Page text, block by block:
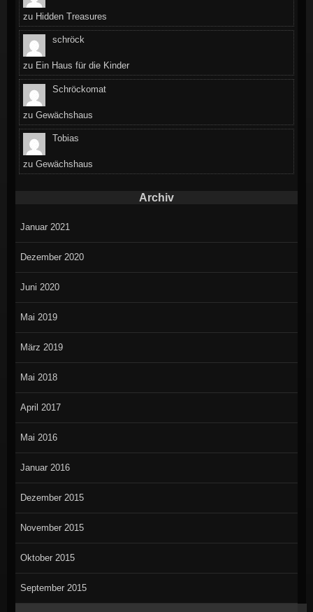
zu Hidden Treasures
schröck
zu Ein Haus für die Kinder
Schröckomat
zuGewächshaus
Tobias
zuGewächshaus
Archiv
Januar 2021
Dezember 2020
Juni 2020
Mai 2019
März 2019
Mai 2018
April 2017
Mai 2016
Januar 2016
Dezember 2015
November 2015
Oktober 2015
September 2015